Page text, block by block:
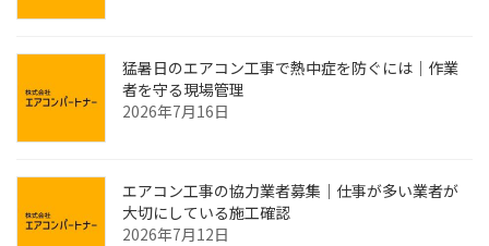
猛暑日のエアコン工事で熱中症を防ぐには｜作業
者を守る現場管理
2026年7月16日
エアコン工事の協力業者募集｜仕事が多い業者が
大切にしている施工確認
2026年7月12日